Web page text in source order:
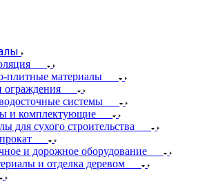
плитные материалы
ограждения
системы
и комплектующие
для сухого строительства
и дорожное оборудование
и отделка деревом